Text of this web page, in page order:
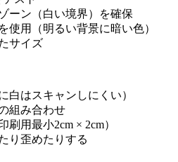
ーン（白い境界）を確保
使用（明るい背景に暗い色）
サイズ
白はスキャンしにくい）
組み合わせ
用最小2cm × 2cm）
り歪めたりする